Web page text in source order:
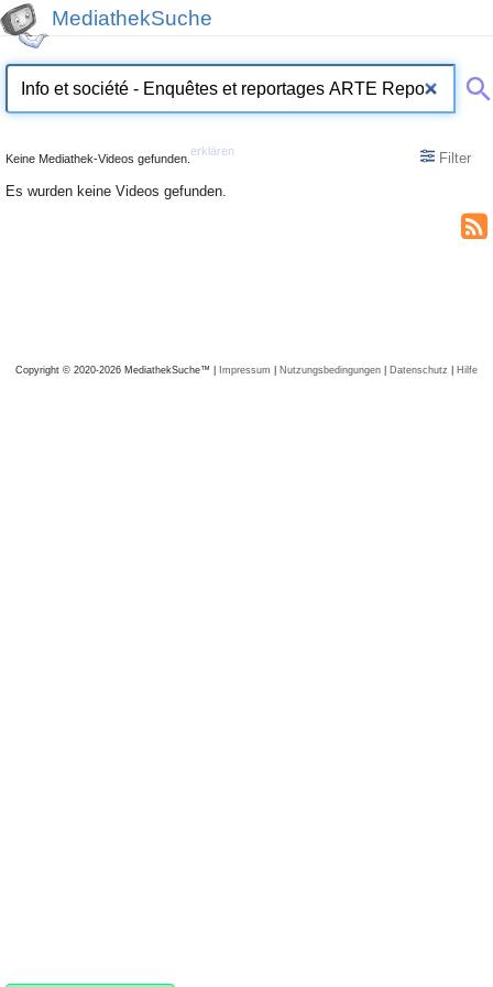
MediathekSuche
Keine Mediathek-Videos gefunden.
erklären
Filter
Es wurden keine Videos gefunden.
Copyright © 2020-2026 MediathekSuche™ | Impressum | Nutzungsbedingungen | Datenschutz | Hilfe